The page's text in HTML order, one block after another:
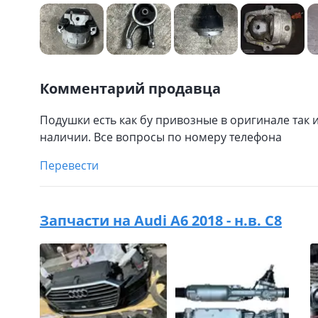
Комментарий продавца
Подушки есть как бу привозные в оригинале
наличии. Все вопросы по номеру телефона
Перевести
Запчасти на Audi A6 2018 - н.в. C8